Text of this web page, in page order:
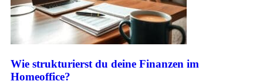
Wie strukturierst du deine Finanzen im
Homeoffice?